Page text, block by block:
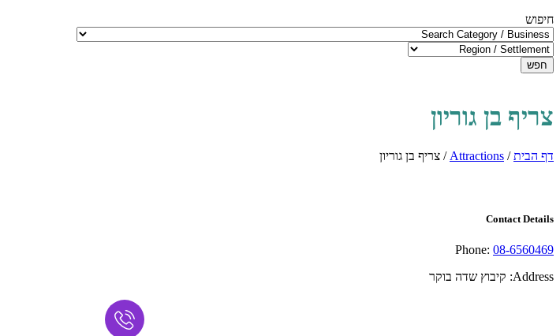
חיפוש
חפש
צריף בן גוריון
דף הבית/
Attractions
/ צריף בן גוריון
Contact Details
Phone: 08-6560469
Address: קיבוץ שדה בוקר